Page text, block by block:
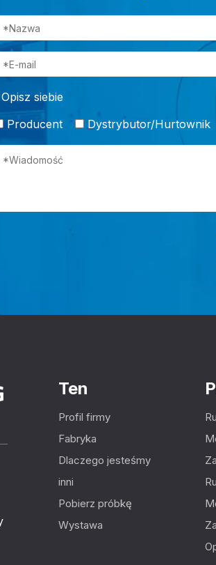
Opisz siebie
Producent
Dystrybutor/Hurtownik
Ten
Profil firmy
Fabryka
Dlaczego jesteśmy
inni
Pobierz próbkę
Wystawa